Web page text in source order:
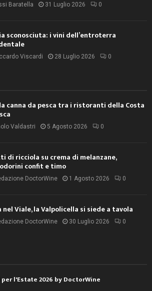
Baratella 31 Luglio 2026 0
sconosciuta: i vini dell’entroterra
Viscardi 28 Luglio 2026 0
canna da pesca tra i ristoranti della Costa
Valdastri 5 Agosto 2026 0
di ricciola su crema di melanzane,
confit e timo
DoctorWine 1 Agosto 2026 0
nel Viale, la Valpolicella si siede a tavola
DoctorWine 30 Luglio 2026 0
l'Estate 2026 by DoctorWine